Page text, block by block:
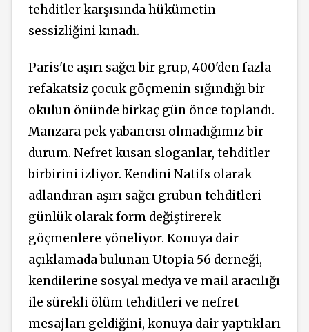
tehditler karşısında hükümetin
sessizliğini kınadı.
Paris'te aşırı sağcı bir grup, 400'den fazla
refakatsiz çocuk göçmenin sığındığı bir
okulun önünde birkaç gün önce toplandı.
Manzara pek yabancısı olmadığımız bir
durum. Nefret kusan sloganlar, tehditler
birbirini izliyor. Kendini Natifs olarak
adlandıran aşırı sağcı grubun tehditleri
günlük olarak form değiştirerek
göçmenlere yöneliyor. Konuya dair
açıklamada bulunan Utopia 56 derneği,
kendilerine sosyal medya ve mail aracılığı
ile sürekli ölüm tehditleri ve nefret
mesajları geldiğini, konuya dair yaptıkları